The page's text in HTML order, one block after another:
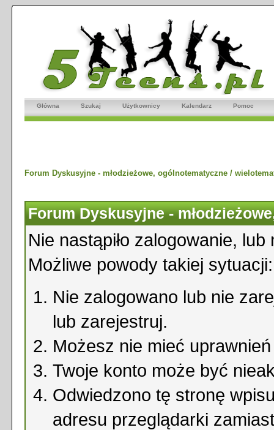
Główna Szukaj Użytkownicy Kalendarz Pomoc
Forum Dyskusyjne - młodzieżowe, ogólnotematyczne /
Forum Dyskusyjne -
Nie nastąpiło zalogowanie,
Możliwe powody takiej sytuacji:
Nie zalogowano lub nie
lub zarejestruj.
Możesz nie mieć
Twoje konto może być
Odwiedzono tę stronę
adresu przeglądarki